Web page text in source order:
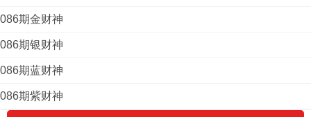
086期金财神
086期银财神
086期蓝财神
086期紫财神